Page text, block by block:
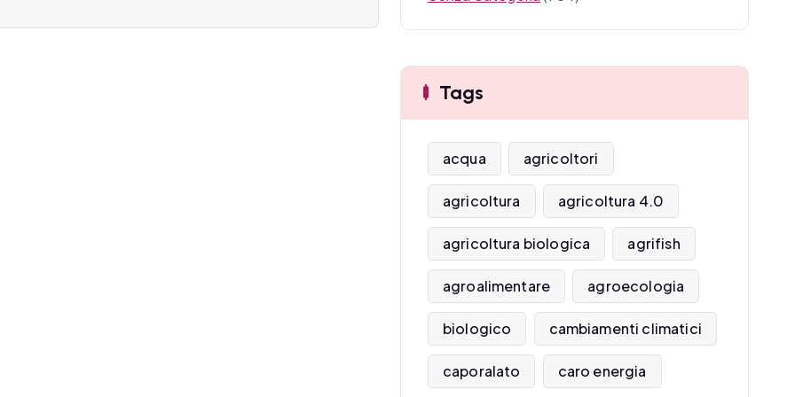
Tags
acqua agricoltori
agricoltura agricoltura 4.0
agricoltura biologica agrifish
agroalimentare agroecologia
biologico cambiamenti climatici
caporalato caro energia